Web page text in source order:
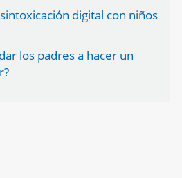
digital con niños
los padres a hacer un